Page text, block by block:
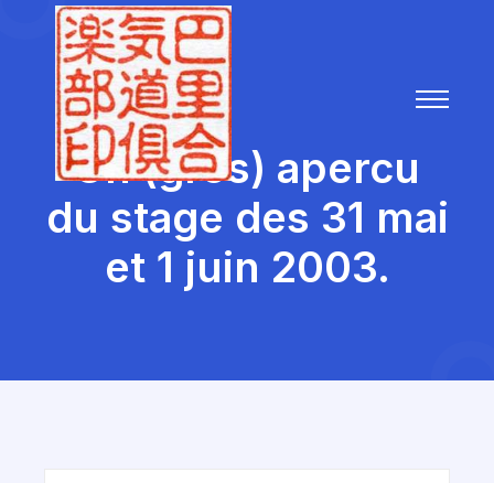
Un (gros) apercu
du stage des 31 mai
et 1 juin 2003.